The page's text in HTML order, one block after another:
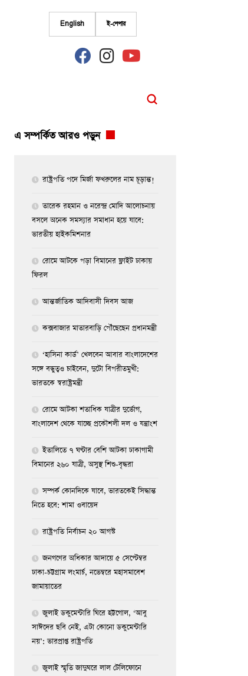
English ই-পেপার
fab
fa-
fab
fa-
fab
fa-
এ সম্পর্কিত আরও পড়ুন
রাষ্ট্রপতি পদে মির্জা ফখরুলের নাম চূড়ান্ত!
তারেক রহমান ও নরেন্দ্র মোদি আলোচনায়
বসলে অনেক সমস্যার সমাধান হয়ে যাবে:
ভারতীয় হাইকমিশনার
রোমে আটকে পড়া বিমানের ফ্লাইট ঢাকায়
ফিরল
আন্তর্জাতিক আদিবাসী দিবস আজ
কক্সবাজার মাতারবাড়ি পৌঁছেছেন প্রধানমন্ত্রী
‘হাসিনা কার্ড’ খেলবেন আবার বাংলাদেশের
সঙ্গে বন্ধুত্বও চাইবেন, দুটো বিপরীতমুখী:
ভারতকে স্বরাষ্ট্রমন্ত্রী
রোমে আটকা শতাধিক যাত্রীর দুর্ভোগ,
বাংলাদেশ থেকে যাচ্ছে প্রকৌশলী দল ও যন্ত্রাংশ
ইতালিতে ৭ ঘণ্টার বেশি আটকা ঢাকাগামী
বিমানের ২৬০ যাত্রী, অসুস্থ শিশু-বৃদ্ধরা
সম্পর্ক কোনদিকে যাবে, ভারতকেই সিদ্ধান্ত
নিতে হবে: শামা ওবায়েদ
রাষ্ট্রপতি নির্বাচন ২০ আগস্ট
জনগণের অধিকার আদায়ে ৫ সেপ্টেম্বর
ঢাকা-চট্টগ্রাম লংমার্চ, নভেম্বরে মহাসমাবেশ
জামায়াতের
জুলাই ডকুমেন্টারি ঘিরে হট্টগোল, ‘আবু
সাঈদের ছবি নেই, এটা কোনো ডকুমেন্টারি
নয়’: ভারপ্রাপ্ত রাষ্ট্রপতি
জুলাই স্মৃতি জাদুঘরে লাল টেলিফোনে